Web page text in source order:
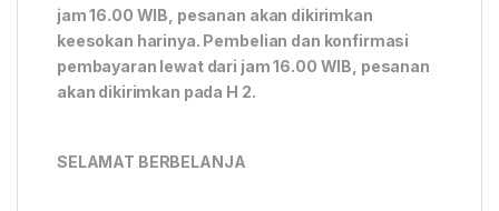
jam 16.00 WIB, pesanan akan dikirimkan
keesokan harinya. Pembelian dan konfirmasi
pembayaran lewat dari jam 16.00 WIB, pesanan
akan dikirimkan pada H 2.
SELAMAT BERBELANJA